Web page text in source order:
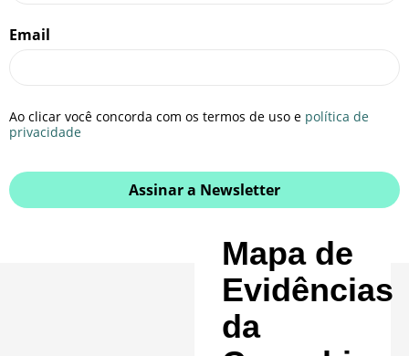
Email
Ao clicar você concorda com os termos de uso e política de
privacidade
Assinar a Newsletter
Mapa de
Evidências
da